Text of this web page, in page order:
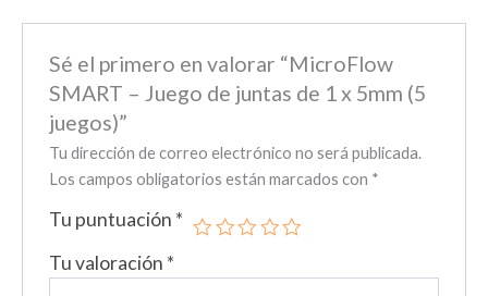
Sé el primero en valorar “MicroFlow
SMART – Juego de juntas de 1 x 5mm (5
juegos)”
Tu dirección de correo electrónico no será publicada.
Los campos obligatorios están marcados con *
Tu puntuación *
Tu valoración *